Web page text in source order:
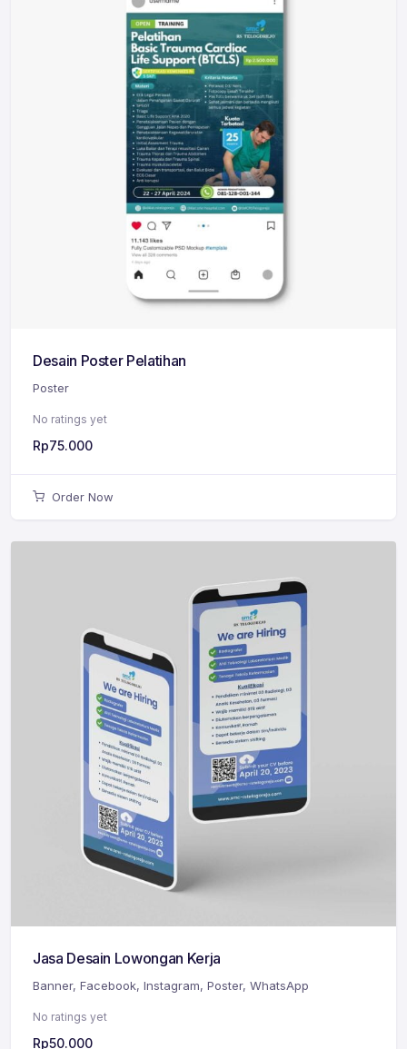
Desain Poster Pelatihan
Poster
No ratings yet
Rp75.000
Order Now
Jasa Desain Lowongan Kerja
Banner, Facebook, Instagram, Poster, WhatsApp
No ratings yet
Rp50.000